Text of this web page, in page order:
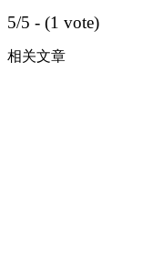
5/5 - (1 vote)
相关文章